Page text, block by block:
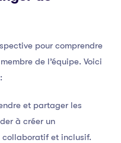
pour comprendre
de l’équipe. Voici
et partager les
à créer un
collaboratif et inclusif.